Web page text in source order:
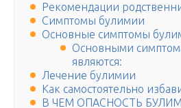
Рекомендации
Симптомы булимии
Основные симптомы
Основными
являются:
Лечение булимии
Как самостоятельно
В ЧЕМ ОПАСНОСТЬ